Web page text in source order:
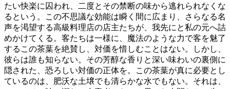
たい快楽に囚われ、二度とその禁断の味から逃れられなくな
るという。この不思議な効能は瞬く間に広まり、さらなる名
声を渇望する高級料理店の店主たちが、我先にと私の元へ詰
めかけてくる。客たちは一様に、魔法のような力で客を魅了
するこの茶葉を絶賛し、対価を惜しむことはない。しかし、
彼らは誰も知らない。その芳醇な香りと深い味わいの裏側に
隠された、恐ろしい対価の正体を。この茶葉が真に必要とし
ているのは、肥沃な土壌でも清らかな水でもない。それは、